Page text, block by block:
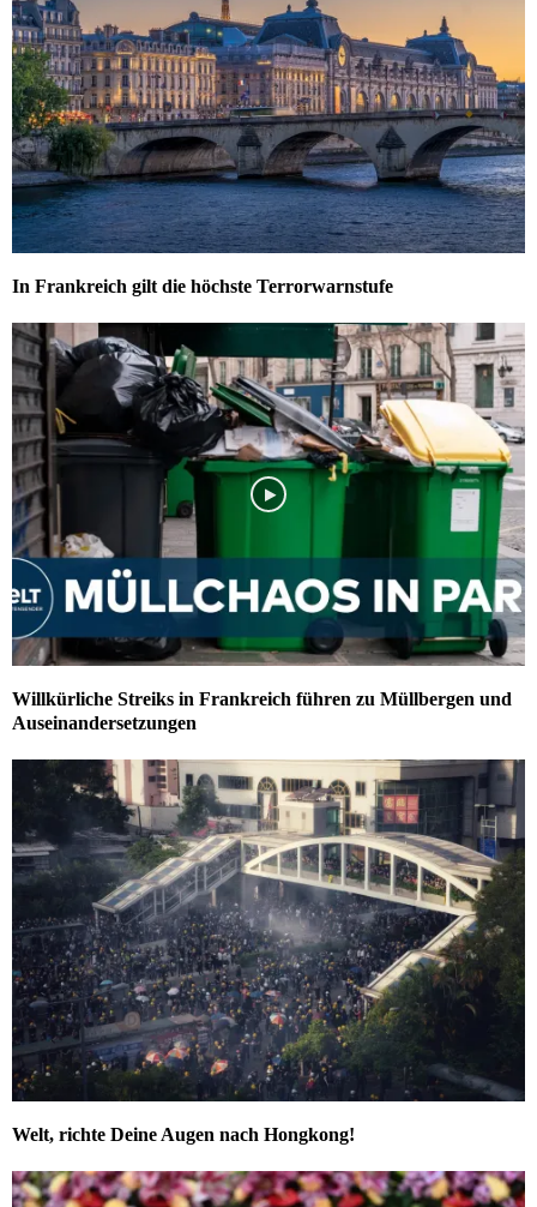
In Frankreich gilt die höchste Terrorwarnstufe
Willkürliche Streiks in Frankreich führen zu Müllbergen und
Auseinandersetzungen
Welt, richte Deine Augen nach Hongkong!